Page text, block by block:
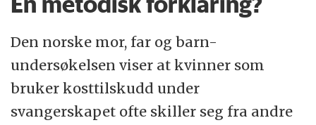
Den norske mor, far og barn-
undersøkelsen viser at kvinner som
bruker kosttilskudd under
svangerskapet ofte skiller seg fra andre